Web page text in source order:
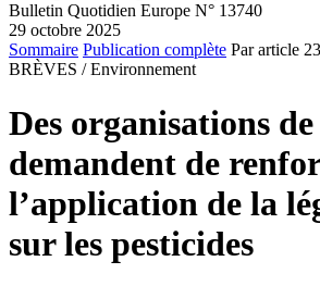
Bulletin Quotidien Europe N° 13740
29 octobre 2025
Sommaire Publication complète Par article 23
BRÈVES / Environnement
Des organisations
demandent de
l’application de la
sur les pesticides